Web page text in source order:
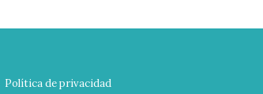
Política de privacidad